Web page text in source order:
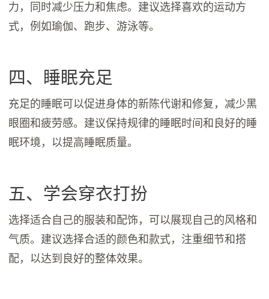
力，同时减少压力和焦虑。建议选择喜欢的运动方
式，例如瑜伽、跑步、游泳等。
四、睡眠充足
充足的睡眠可以促进身体的新陈代谢和修复，减少黑
眼圈和疲劳感。建议保持规律的睡眠时间和良好的睡
眠环境，以提高睡眠质量。
五、学会穿衣打扮
选择适合自己的服装和配饰，可以展现自己的风格和
气质。建议选择合适的颜色和款式，注重细节和搭
配，以达到良好的整体效果。